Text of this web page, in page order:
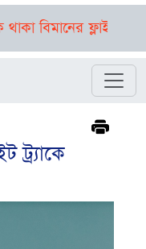
ফ্লাইট ঢাকায়
ট্র্যাকে